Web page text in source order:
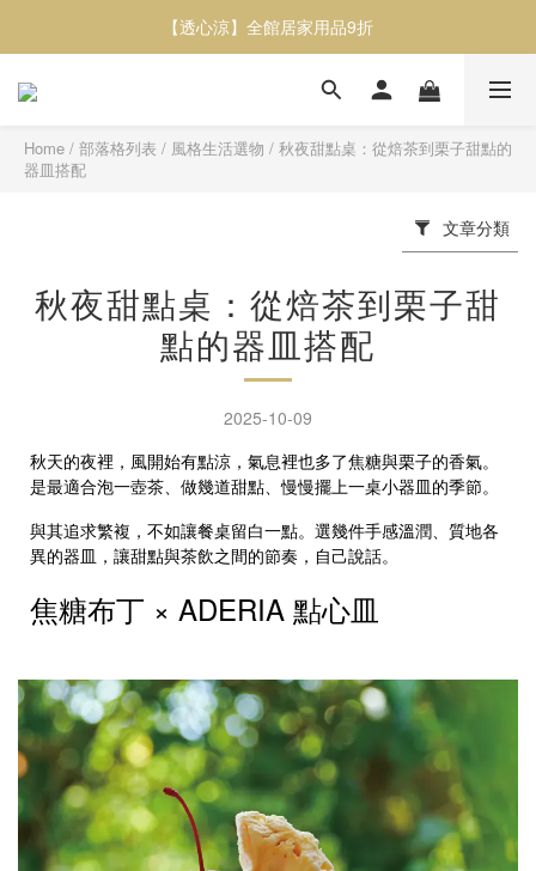
【透心涼】全館居家用品9折
【透心涼】全館居家用品9折
或者蔬食紅蘿蔔脆片／甜菜根脆片 / 櫛瓜脆片任選三包9折
Home / 部落格列表 / 風格生活選物 / 秋夜甜點桌：從焙茶到栗子甜點的
器皿搭配
文章分類
秋夜甜點桌：從焙茶到栗子甜
點的器皿搭配
2025-10-09
秋天的夜裡，風開始有點涼，氣息裡也多了焦糖與栗子的香氣。
是最適合泡一壺茶、做幾道甜點、慢慢擺上一桌小器皿的季節。
與其追求繁複，不如讓餐桌留白一點。選幾件手感溫潤、質地各
異的器皿，讓甜點與茶飲之間的節奏，自己說話。
焦糖布丁 × ADERIA 點心皿